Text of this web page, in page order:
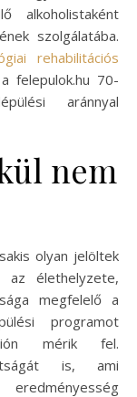
alkoholistaként
szolgálatába.
rehabilitációs
felepulok.hu 70-
aránnyal
nem
olyan jelöltek
az élethelyzete,
megfelelő a
programot
mérik fel.
is, ami